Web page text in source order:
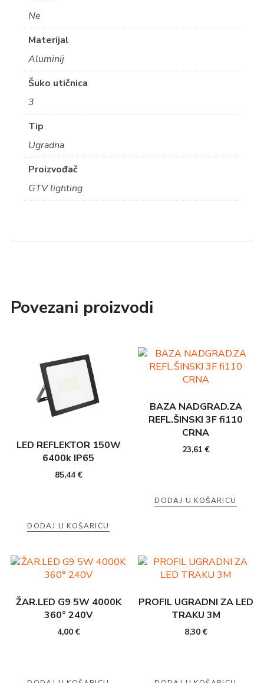
Ne
Materijal
Aluminij
Šuko utičnica
3
Tip
Ugradna
Proizvođač
GTV lighting
Povezani proizvodi
LED REFLEKTOR 150W
6400k IP65
85,44€
DODAJ U KOŠARICU
BAZA NADGRAD.ZA
REFL.ŠINSKI 3F fi110
CRNA
23,61€
DODAJ U KOŠARICU
ŽAR.LED G9 5W 4000K
360° 240V
4,00€
PROFIL UGRADNI ZA LED
TRAKU 3M
8,30€